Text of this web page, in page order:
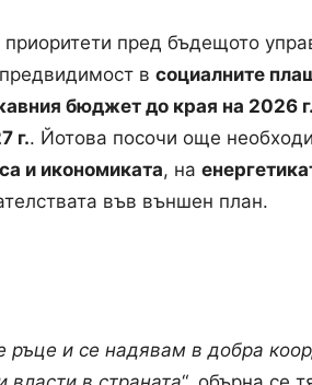
пред бъдещото
в социалните
бюджет до края на 2026 г.
г.. Йотова посочи още
и икономиката, на
във външен план.
ръце и се надявам в добра